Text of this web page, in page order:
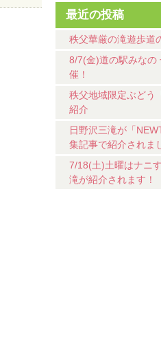
最近の投稿
秩父華厳の滝遊歩道
8/7(金)道の駅みなの
催！
秩父地域限定ぶどう
紹介
日野沢三滝が「
集記事で紹介されま
7/18(土)土曜はナニ
滝が紹介されます！